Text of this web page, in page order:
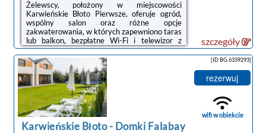
Żelewscy, położony w miejscowości
Karwieńskie Błoto Pierwsze, oferuje ogród,
wspólny salon oraz różne opcje
zakwaterowania, w których zapewniono taras
lub balkon, bezpłatne Wi-Fi i telewizor z
płaskim ekranem. Na terenie obiektu
dostępny jest prywatny parking.Do
dyspozycji Gości jest w pełni wyposażona
prywatna łazienka z prysznicem i suszarką do
włosów.Obiekt Willa Słoneczna - Magdalena i
Michał Żelewscy oferuje plac
zabaw.Odległość ważnych miejsc od obiektu:
Port Gdynia – 44 km, Dworzec kolejowy – 46
km. Lotnisko Lotnisko ...
szczegóły
Karwieńskie Błoto- Domki Falabay
[ID BG.6339293]
rezerwuj
wifi w obiekcie